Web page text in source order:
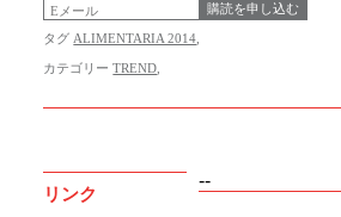
購読を申し込む
タグ ALIMENTARIA 2014
カテゴリーTREND
--
リンク